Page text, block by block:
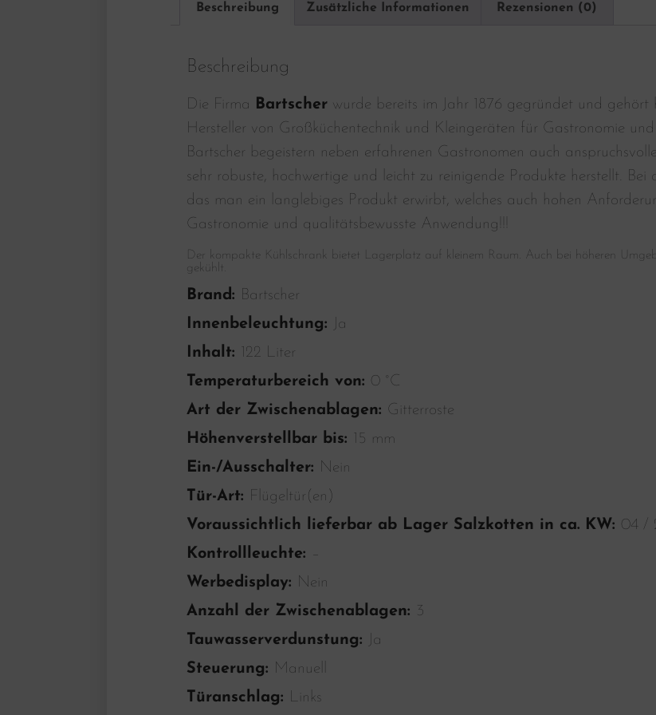
Beschreibung Zusätzliche Informationen Rezensionen (0)
Beschreibung
Die Firma Bartscher wurde bereits im Jahr 1876 gegründet und gehört
Hersteller von Großküchentechnik und Kleingeräten für Gastronomie
Bartscher begeistern neben erfahrenen Gastronomen auch
sehr robuste, hochwertige und leicht zu reinigende Produkte herstellt. Bei
das man ein langlebiges Produkt erwirbt, welches auch hohen
Gastronomie und qualitätsbewusste Anwendung!!!
Der kompakte Kühlschrank bietet Lagerplatz auf kleinem Raum. Auch bei höheren
gekühlt.
Brand: Bartscher
Innenbeleuchtung:
Ja
Inhalt: 122 Liter
Temperaturbereich von: 0 °C
Art der Zwischenablagen: Gitterroste
Höhenverstellbar bis: 15 mm
Ein-/Ausschalter: Nein
Tür-Art: Flügeltür(en)
Voraussichtlich lieferbar ab Lager Salzkotten in ca. KW: 04 /
Kontrollleuchte: –
Werbedisplay: Nein
Anzahl der Zwischenablagen: 3
Tauwasserverdunstung:
Ja
Steuerung: Manuell
Türanschlag: Links